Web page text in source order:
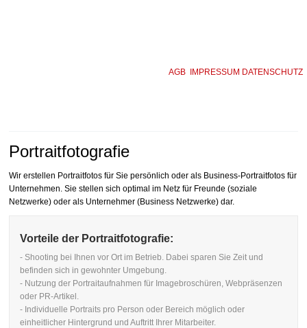
AGB IMPRESSUM DATENSCHUTZ
Portraitfotografie
Wir erstellen Portraitfotos für Sie persönlich oder als Business-Portraitfotos für
Unternehmen. Sie stellen sich optimal im Netz für Freunde (soziale
Netzwerke) oder als Unternehmer (Business Netzwerke) dar.
Vorteile der Portraitfotografie:
- Shooting bei Ihnen vor Ort im Betrieb. Dabei sparen Sie Zeit und
befinden sich in gewohnter Umgebung.
- Nutzung der Portraitaufnahmen für Imagebroschüren, Webpräsenzen
oder PR-Artikel.
- Individuelle Portraits pro Person oder Bereich möglich oder
einheitlicher Hintergrund und Auftritt Ihrer Mitarbeiter.